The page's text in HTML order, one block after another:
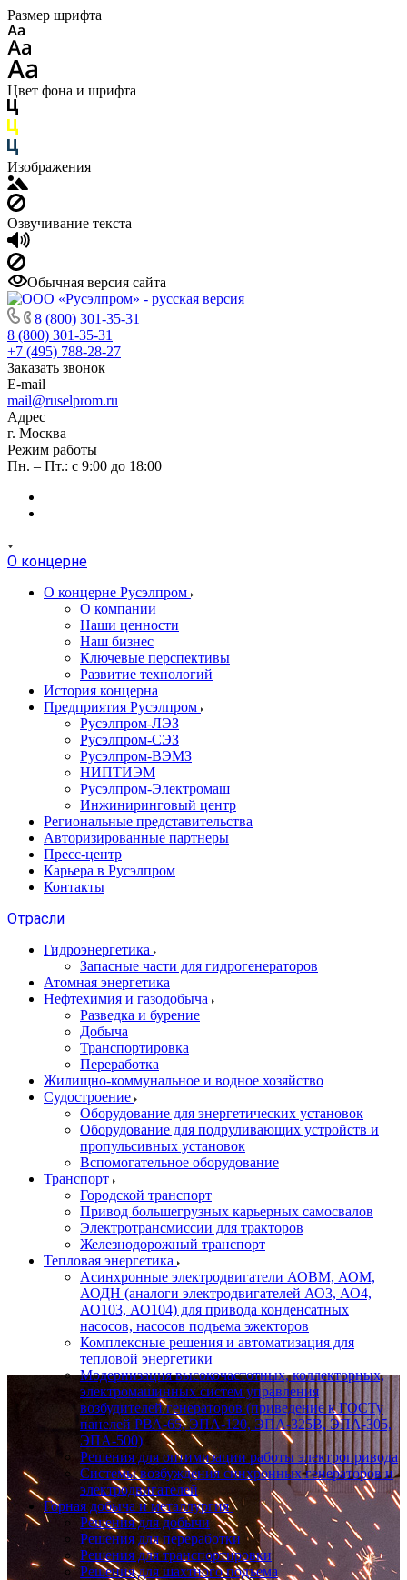
Размер шрифта
Цвет фона и шрифта
Изображения
Озвучивание текста
Обычная версия сайта
8 (800) 301-35-31
8 (800) 301-35-31
+7 (495) 788-28-27
Заказать звонок
E-mail
mail@ruselprom.ru
Адрес
г. Москва
Режим работы
Пн. – Пт.: с 9:00 до 18:00
О концерне
О концерне Русэлпром
О компании
Наши ценности
Наш бизнес
Ключевые перспективы
Развитие технологий
История концерна
Предприятия Русэлпром
Русэлпром-ЛЭЗ
Русэлпром-СЭЗ
Русэлпром-ВЭМЗ
НИПТИЭМ
Русэлпром-Электромаш
Инжиниринговый центр
Региональные представительства
Авторизированные партнеры
Пресс-центр
Карьера в Русэлпром
Контакты
Отрасли
Гидроэнергетика
Запасные части для гидрогенераторов
Атомная энергетика
Нефтехимия и газодобыча
Разведка и бурение
Добыча
Транспортировка
Переработка
Жилищно-коммунальное и водное хозяйство
Судостроение
Оборудование для энергетических установок
Оборудование для подруливающих устройств и
пропульсивных установок
Вспомогательное оборудование
Транспорт
Городской транспорт
Привод большегрузных карьерных самосвалов
Электротрансмиссии для тракторов
Железнодорожный транспорт
Тепловая энергетика
Асинхронные электродвигатели АОВМ, АОМ,
АОДН (аналоги электродвигателей АО3, АО4,
АО103, АО104) для привода конденсатных
насосов, насосов подъема эжекторов
Комплексные решения и автоматизация для
тепловой энергетики
Модернизация высокочастотных, коллекторных,
электромашинных систем управления
возбудителей генераторов (приведение к ГОСТу
панелей РВА-65, ЭПА-120, ЭПА-325В, ЭПА-305,
ЭПА-500)
Решения для оптимизации работы электропривода
Системы возбуждения синхронных генераторов и
электродвигателей
Горная добыча и металлургия
Решения для добычи
Решения для переработки
Решения для транспортировки
Решения для шахтного подъема